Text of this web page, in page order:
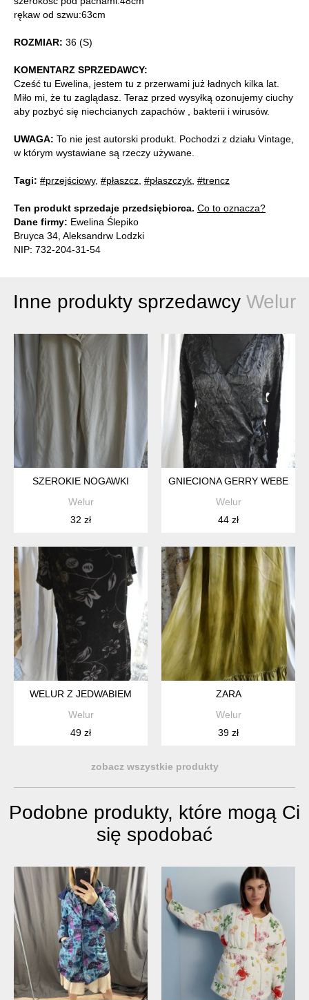
rękaw od szwu:63cm
ROZMIAR: 36 (S)
KOMENTARZ SPRZEDAWCY:
Cześć tu Ewelina, jestem tu z przerwami już ładnych kilka lat.
Miło mi, że tu zaglądasz. Teraz przed wysyłką ozonujemy ciuchy
aby pozbyć się niechcianych zapachów , bakterii i wirusów.
UWAGA: To nie jest autorski produkt. Pochodzi z działu Vintage,
w którym wystawiane są rzeczy używane.
Tagi: #przejściowy, #płaszcz #płaszczyk #trencz
Ten produkt sprzedaje przedsiębiorca. Co to oznacza?
Dane firmy: Ewelina Ślepiko
Bruyca 34, Aleksandrw Lodzki
NIP: 732-204-31-54
Inne produkty sprzedawcy Welur
SZEROKIE NOGAWKI
Welur
32 zł
GNIECIONA GERRY WEBER
Welur
44 zł
WELUR Z JEDWABIEM
Welur
49 zł
ZARA
Welur
39 zł
zobacz wszystkie produkty
Podobne produkty, które mogą Ci
się spodobać